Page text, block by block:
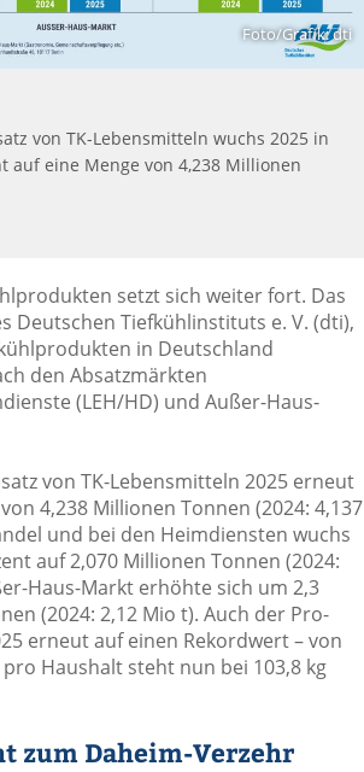
Foto/Grafik: dti
von TK-Lebensmitteln wuchs 2025 in
auf eine Menge von 4,238 Millionen
setzt sich weiter fort. Das
Deutschen Tiefkühlinstituts e. V. (dti),
in Deutschland
den Absatzmärkten
(LEH/HD) und Außer-Haus-
von TK-Lebensmitteln 2025 erneut
4,238 Millionen Tonnen (2024: 4,137
und bei den Heimdiensten wuchs
auf 2,070 Millionen Tonnen (2024:
Haus-Markt erhöhte sich um 2,3
(2024: 2,12 Mio t). Auch der Pro-
erneut auf einen Rekordwert – von
Haushalt steht nun bei 103,8 kg
zum Daheim-Verzehr